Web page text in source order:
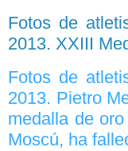
Fotos de
2013. XXIII
Fotos de
2013. Pietro
medalla de
Moscú, ha